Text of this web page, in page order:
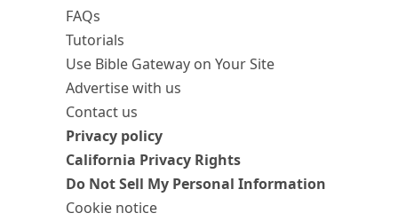
FAQs
Tutorials
Use Bible Gateway on Your Site
Advertise with us
Contact us
Privacy policy
California Privacy Rights
Do Not Sell My Personal Information
Cookie notice